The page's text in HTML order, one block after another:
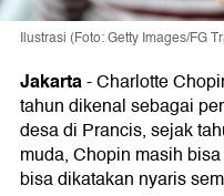
Ilustrasi (Foto: Getty Images/FG
Jakarta-Charlotte
tahun dikenal sebagai
desa di Prancis, sejak
muda, Chopin masih
bisa dikatakan nyaris